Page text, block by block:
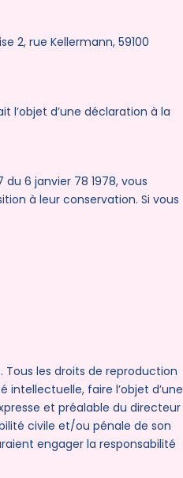
2, rue Kellermann, 59100
l’objet d’une déclaration à la
6 janvier 78 1978, vous
à leur conservation. Si vous
les droits de reproduction
faire l’objet d’une
et préalable du directeur
civile et/ou pénale de son
engager la responsabilité